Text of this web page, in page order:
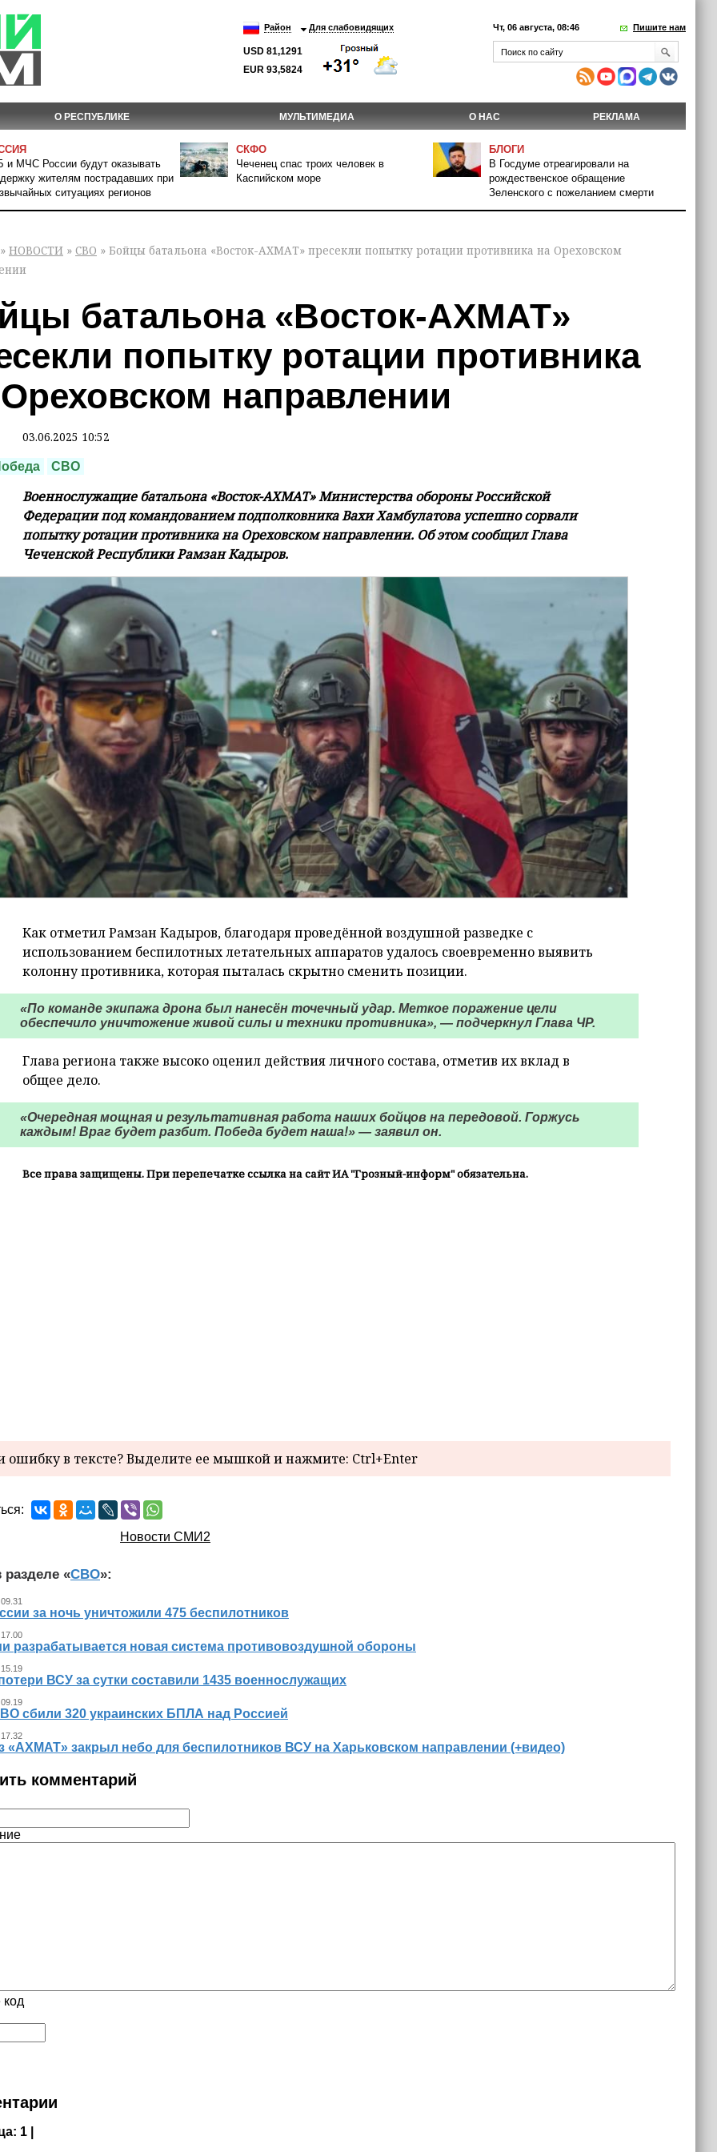
Район Для слабовидящих
USD 81,1291
EUR 93,5824
Чт, 06 августа, 08:46 Пишите нам
О РЕСПУБЛИКЕ МУЛЬТИМЕДИА О НАС РЕКЛАМА
и МЧС России будут оказывать
жителям пострадавших при
ситуациях регионов
СКФО
Чеченец спас троих человек в
Каспийском море
БЛОГИ
В Госдуме отреагировали на
рождественское обращение
Зеленского с пожеланием смерти
» НОВОСТИ » СВО » Бойцы батальона «Восток-АХМАТ» пресекли попытку ротации противника на Ореховском
батальона «Восток-АХМАТ»
попытку ротации противника
направлении
03.06.2025 10:52
СВО
Военнослужащие батальона «Восток-АХМАТ» Министерства обороны Российской
Федерации под командованием подполковника Вахи Хамбулатова успешно сорвали
попытку ротации противника на Ореховском направлении. Об этом сообщил Глава
Чеченской Республики Рамзан Кадыров.
Как отметил Рамзан Кадыров, благодаря проведённой воздушной разведке с
использованием беспилотных летательных аппаратов удалось своевременно выявить
колонну противника, которая пыталась скрытно сменить позиции.
«По команде экипажа дрона был нанесён точечный удар. Меткое поражение цели
обеспечило уничтожение живой силы и техники противника», — подчеркнул Глава ЧР.
Глава региона также высоко оценил действия личного состава, отметив их вклад в
общее дело.
«Очередная мощная и результативная работа наших бойцов на передовой. Горжусь
каждым! Враг будет разбит. Победа будет наша!» — заявил он.
Все права защищены. При перепечатке ссылка на сайт ИА "Грозный-информ" обязательна.
в тексте? Выделите ее мышкой и нажмите: Ctrl+Enter
Новости СМИ2
разделе «СВО»:
за ночь уничтожили 475 беспилотников
разрабатывается новая система противовоздушной обороны
ВСУ за сутки составили 1435 военнослужащих
сбили 320 украинских БПЛА над Россией
«АХМАТ» закрыл небо для беспилотников ВСУ на Харьковском направлении (+видео)
комментарий
код
1 |